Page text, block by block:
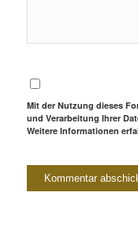
Mit der Nutzung dieses
und Verarbeitung Ihrer
Weitere Informationen